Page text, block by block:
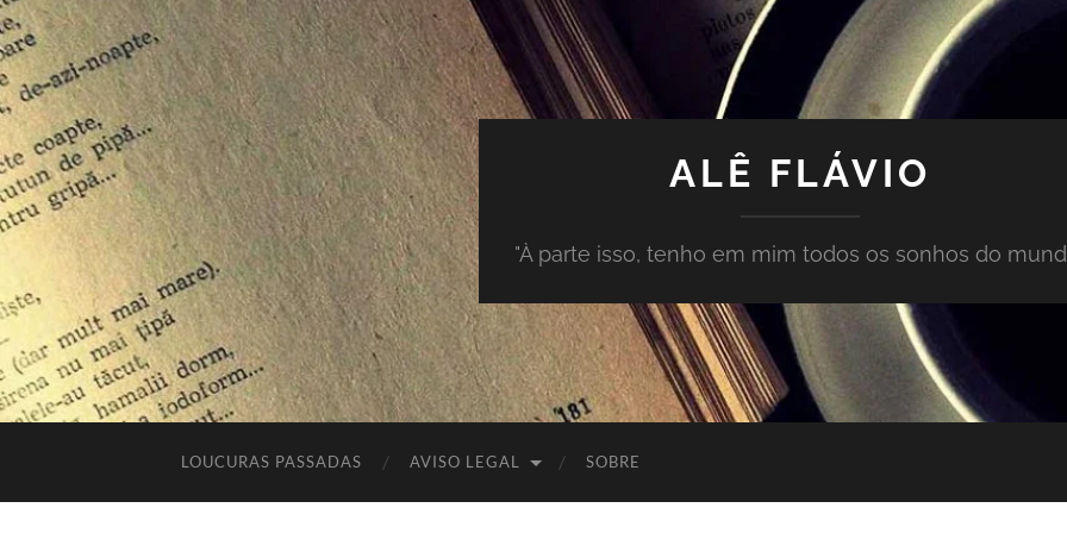
ALÊ FLÁVIO
"À parte isso, tenho em mim todos os sonhos do
LOUCURAS PASSADAS AVISO LEGAL SOBRE